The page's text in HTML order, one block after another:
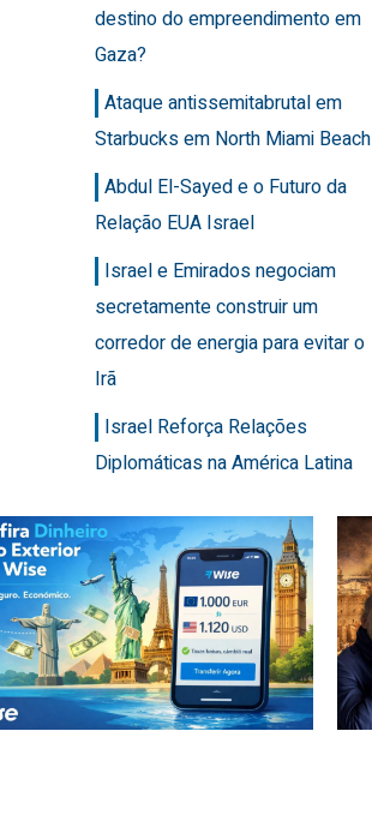
destino do empreendimento em
Gaza?
Ataque antissemitabrutal em
Starbucks em North Miami Beach
Abdul El-Sayed e o Futuro da
Relação EUA Israel
Israel e Emirados negociam
secretamente construir um
corredor de energia para evitar o
Irã
Israel Reforça Relações
Diplomáticas na América Latina